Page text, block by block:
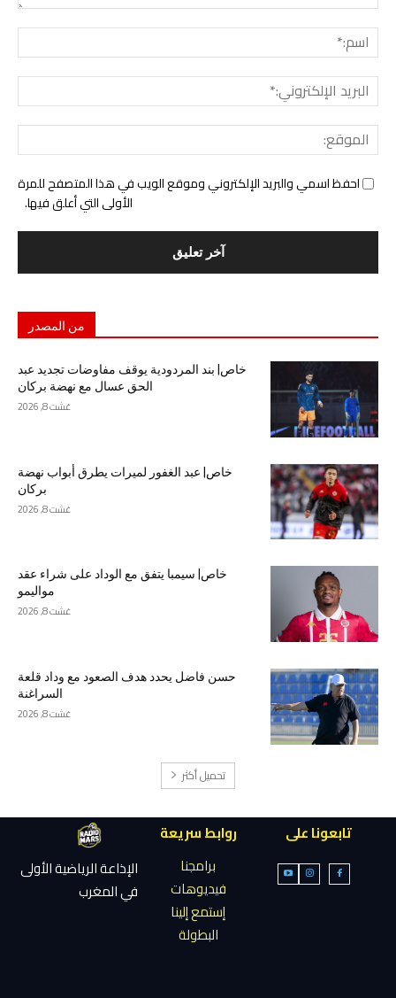
احفظ اسمي والبريد الإلكتروني وموقع الويب في هذا المتصفح للمرة
الأولى التي أعلق فيها.
من المصدر
خاص| بند المردودية يوقف مفاوضات تجديد عبد
الحق عسال مع نهضة بركان
غشت 8, 2026
خاص| عبد الغفور لميرات يطرق أبواب نهضة
بركان
غشت 8, 2026
خاص| سيمبا يتفق مع الوداد على شراء عقد
مواليمو
غشت 8, 2026
حسن فاضل يحدد هدف الصعود مع وداد قلعة
السراغنة
غشت 8, 2026
تحميل أكثر
تابعونا على
روابط سريعة
برامجنا
فيديوهات
إستمع إلينا
البطولة
الإذاعة الرياضية الأولى
في المغرب